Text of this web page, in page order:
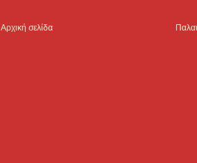
Αρχική σελίδα